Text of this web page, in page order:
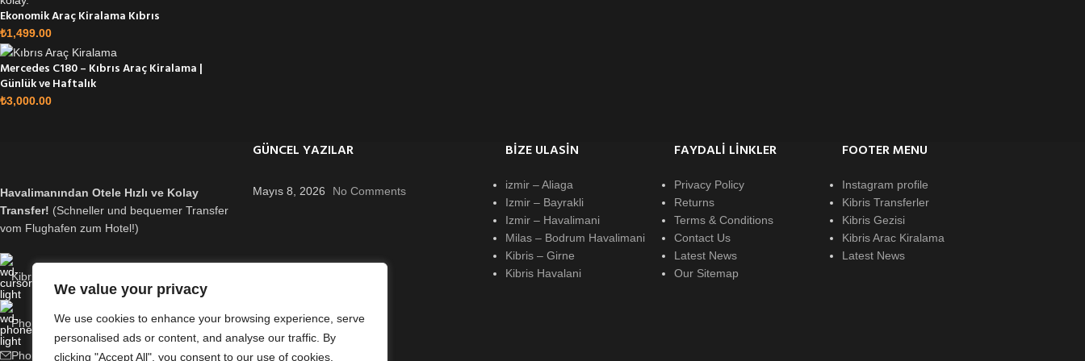
We value your privacy
We use cookies to enhance your browsing experience, serve
personalised ads or content, and analyse our traffic. By
clicking "Accept All", you consent to our use of cookies.
Ekonomik Araç Kiralama Kıbrıs
₺1,499.00
Mercedes C180 – Kıbrıs Araç Kiralama |
Günlük ve Haftalık
₺3,000.00
Havalimanından Otele Hızlı ve Kolay
Transfer! (Schneller und bequemer Transfer
vom Flughafen zum Hotel!)
Kibris Ercan Havaalani
Phone: 0090-5330111181
Phone: 0090-5330111182
GÜNCEL YAZILAR
Mayıs 8, 2026 No Comments
BIZE ULASIN
izmir – Aliaga
Izmir – Bayrakli
Izmir – Havalimani
Milas – Bodrum Havalimani
Kibris – Girne
Kibris Havalani
FAYDALI LINKLER
Privacy Policy
Returns
Terms & Conditions
Contact Us
Latest News
Our Sitemap
FOOTER MENU
Instagram profile
Kibris Transferler
Kibris Gezisi
Kibris Arac Kiralama
Latest News